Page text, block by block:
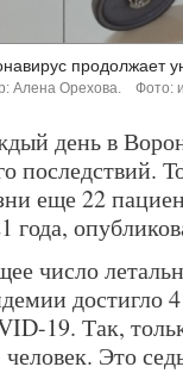
продолжает
Алена Орехова. Фото:
день в
последствий.
еще 22
года,
число
достигло
19. Так,
Это